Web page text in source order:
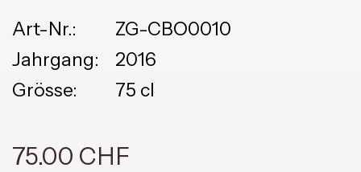
Art-Nr.:
ZG-CBO0010
Jahrgang:
2016
Grösse:
75 cl
75.00 CHF